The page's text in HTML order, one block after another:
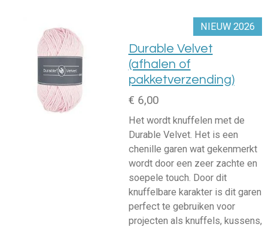
NIEUW 2026
Durable Velvet
(afhalen of
pakketverzending)
€ 6,00
Het wordt knuffelen met de
Durable Velvet. Het is een
chenille garen wat gekenmerkt
wordt door een zeer zachte en
soepele touch. Door dit
knuffelbare karakter is dit garen
perfect te gebruiken voor
projecten als knuffels, kussens,